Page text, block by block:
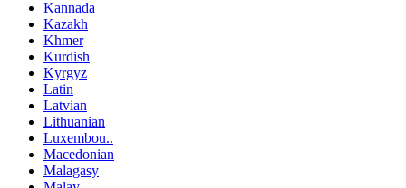
Kannada
Kazakh
Khmer
Kurdish
Kyrgyz
Latin
Latvian
Lithuanian
Luxembou..
Macedonian
Malagasy